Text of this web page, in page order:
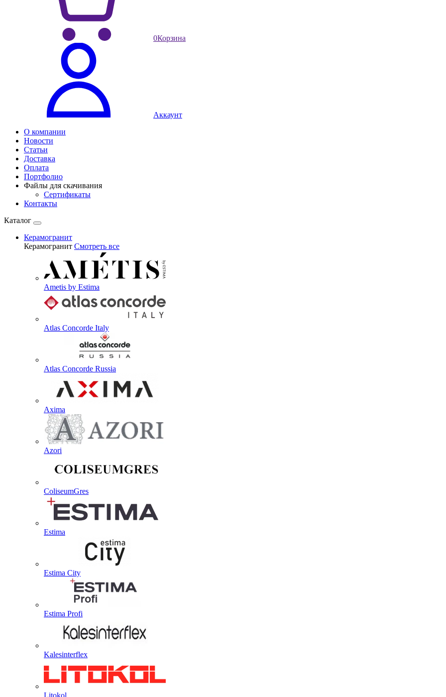
0Корзина
Аккаунт
О компании
Новости
Статьи
Доставка
Оплата
Портфолио
Файлы для скачивания
Сертификаты
Контакты
Каталог
Керамогранит
Керамогранит Смотреть все
Ametis by Estima
Atlas Concorde Italy
Atlas Concorde Russia
Axima
Azori
ColiseumGres
Estima
Estima City
Estima Profi
Kalesinterflex
Litokol